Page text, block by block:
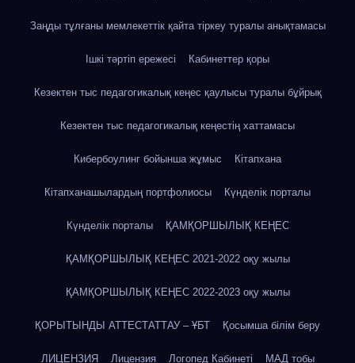
Заңды тұлғаны мемлекеттік қайта тіркеу туралы анықтамасы
Ішкі тәртіп ережесі Кабинеттер қоры
Кезектен тыс педагогикалық кеңес қаулысы туралы бұйрық
Кезектен тыс педагогикалық кеңестің хаттамасы
Кибербоулинг бойынша жұмыс Кітапхана
Кітапханашылардың портфолиосы Күнделік порталы
Күнделік порталы ҚАМҚОРШЫЛЫҚ КЕҢЕС
ҚАМҚОРШЫЛЫҚ КЕҢЕС 2021-2022 оқу жылы
ҚАМҚОРШЫЛЫҚ КЕҢЕС 2022-2023 оқу жылы
ҚОРЫТЫНДЫ АТТЕСТАТТАУ – ҰБТ Қосымша білім беру
ЛИЦЕНЗИЯ Лицензия Логопед Кабинеті МАД тобы